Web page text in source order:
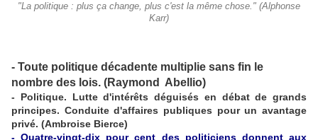
"La politique : plus ça change, plus c'est la même chose." (Alphonse
Karr)
- Toute politique décadente multiplie sans fin le
nombre des lois. (Raymond Abellio)
- Politique. Lutte d'intérêts déguisés en débat de grands
principes. Conduite d'affaires publiques pour un avantage
privé. (Ambroise Bierce)
- Quatre-vingt-dix pour cent des politiciens donnent aux